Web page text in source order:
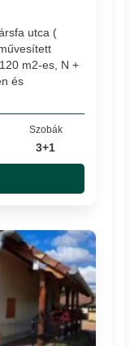
utca (
m2-es, N +
és
Szobák
3+1